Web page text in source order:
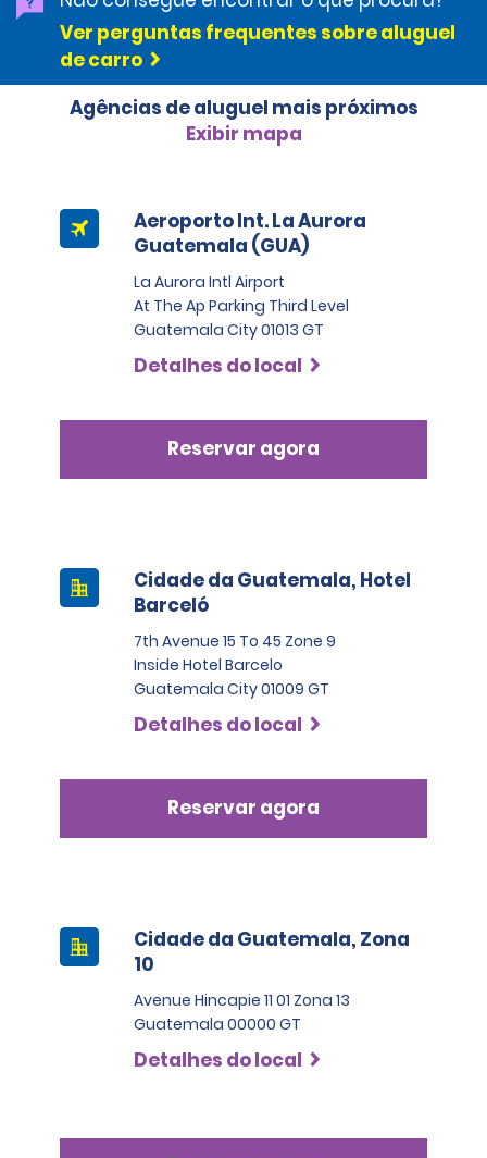
Ver perguntas frequentes sobre aluguel
de carro
Agências de aluguel mais próximos
Exibir mapa
Aeroporto Int. La Aurora
Guatemala (GUA)
La Aurora Intl Airport
At The Ap Parking Third Level
Guatemala City 01013 GT
Detalhes do local
Reservar agora
Cidade da Guatemala, Hotel
Barceló
7th Avenue 15 To 45 Zone 9
Inside Hotel Barcelo
Guatemala City 01009 GT
Detalhes do local
Reservar agora
Cidade da Guatemala, Zona
10
Avenue Hincapie 11 01 Zona 13
Guatemala 00000 GT
Detalhes do local